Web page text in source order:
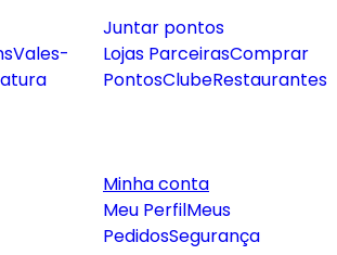
Vales-
Juntar pontos
Lojas ParceirasComprar
PontosClubeRestaurantes
Minha conta
Meu PerfilMeus
PedidosSegurança